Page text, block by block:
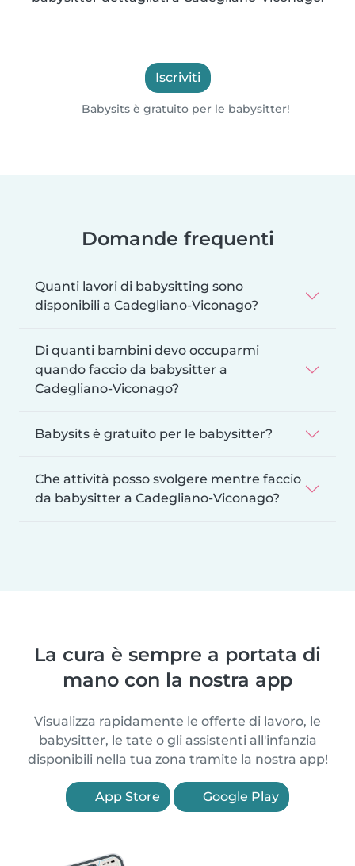
Iscriviti
Babysits è gratuito per le babysitter!
Domande frequenti
Quanti lavori di babysitting sono
disponibili a Cadegliano-Viconago?
Di quanti bambini devo occuparmi
quando faccio da babysitter a
Cadegliano-Viconago?
Babysits è gratuito per le babysitter?
Che attività posso svolgere mentre faccio
da babysitter a Cadegliano-Viconago?
La cura è sempre a portata di
mano con la nostra app
Visualizza rapidamente le offerte di lavoro, le
babysitter, le tate o gli assistenti all'infanzia
disponibili nella tua zona tramite la nostra app!
App Store Google Play